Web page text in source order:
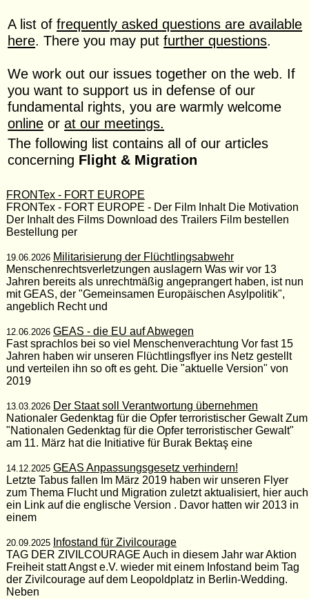
A list offrequently asked questions are available
here. There you may putfurther questions.
We work out our issues together on the web. If
you want to support us in defense of our
fundamental rights, you are warmly welcome
online orat our meetings.
The following list contains all of our articles
concerning Flight & Migration
FRONTex - FORT EUROPE
FRONTex - FORT EUROPE - Der Film Inhalt Die Motivation
Der Inhalt des Films Download des Trailers Film bestellen
Bestellung per
19.06.2026 Militarisierung der Flüchtlingsabwehr
Menschenrechtsverletzungen auslagern Was wir vor 13
Jahren bereits als unrechtmäßig angeprangert haben, ist nun
mit GEAS, der "Gemeinsamen Europäischen Asylpolitik",
angeblich Recht und
12.06.2026 GEAS - die EU auf Abwegen
Fast sprachlos bei so viel Menschenverachtung Vor fast 15
Jahren haben wir unseren Flüchtlingsflyer ins Netz gestellt
und verteilen ihn so oft es geht. Die "aktuelle Version" von
2019
13.03.2026 Der Staat soll Verantwortung übernehmen
Nationaler Gedenktag für die Opfer terroristischer Gewalt Zum
"Nationalen Gedenktag für die Opfer terroristischer Gewalt"
am 11. März hat die Initiative für Burak Bektaş eine
14.12.2025 GEAS Anpassungsgesetz verhindern!
Letzte Tabus fallen Im März 2019 haben wir unseren Flyer
zum Thema Flucht und Migration zuletzt aktualisiert, hier auch
ein Link auf die englische Version . Davor hatten wir 2013 in
einem
20.09.2025
Infostand für Zivilcourage
TAG DER ZIVILCOURAGE Auch in diesem Jahr war Aktion
Freiheit statt Angst e.V. wieder mit einem Infostand beim Tag
der Zivilcourage auf dem Leopoldplatz in Berlin-Wedding.
Neben